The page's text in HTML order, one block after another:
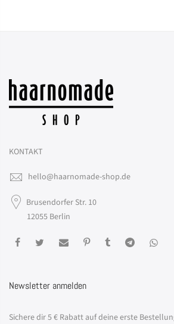
KONTAKT
hello@haarnomade-shop.de
Brusendorfer Str. 10
12055 Berlin
Newsletter anmelden
Sichere dir 5 € Rabatt auf deine erste